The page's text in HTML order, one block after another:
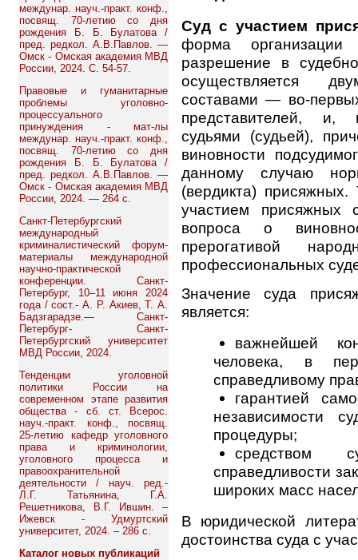
междунар. науч.-практ. конф.,
посвящ. 70-летию со дня
рождения Б. Б. Булатова /
пред. редкол. А.В.Павлов. —
Омск - Омская академия МВД
России, 2024. С. 54-57.
Правовые и гуманитарные
проблемы уголовно-
процессуального
принуждения - мат-лы
междунар. науч.-практ. конф.,
посвящ. 70-летию со дня
рождения Б. Б. Булатова /
пред. редкол. А.В.Павлов. —
Омск - Омская академия МВД
России, 2024. — 264 с.
Санкт-Петербургский
международный
криминалистический форум-
материалы международной
научно-практической
конференции. Санкт-
Петербург, 10–11 июня 2024
года / сост.- А. Р. Акиев, Т. А.
Бадзгарадзе.— Санкт-
Петербург- Санкт-
Петербургский университет
МВД России, 2024.
Тенденции уголовной
политики России на
современном этапе развития
общества - сб. ст. Всерос.
науч.-практ. конф., посвящ.
25-летию кафедр уголовного
права и криминологии,
уголовного процесса и
правоохранительной
деятельности / науч. ред.-
Л.Г. Татьянина, Г.А.
Решетникова, В.Г. Ившин. –
Ижевск - Удмуртский
университет, 2024. – 286 с.
Каталог новых публикаций
Суд с участием
форма
разрешение в
осуществляется
составами — во-
представителей, и,
судьями (судьей),
виновности
данному случаю
(вердикта)
участием присяжных
вопроса о
прерогативой
профессиональных
Значение суда
является:
важнейшей
человека, в
справедливому
гарантией
независимости
процедуры;
средством
справедливости
широких масс
В юридической
достоинства суда с